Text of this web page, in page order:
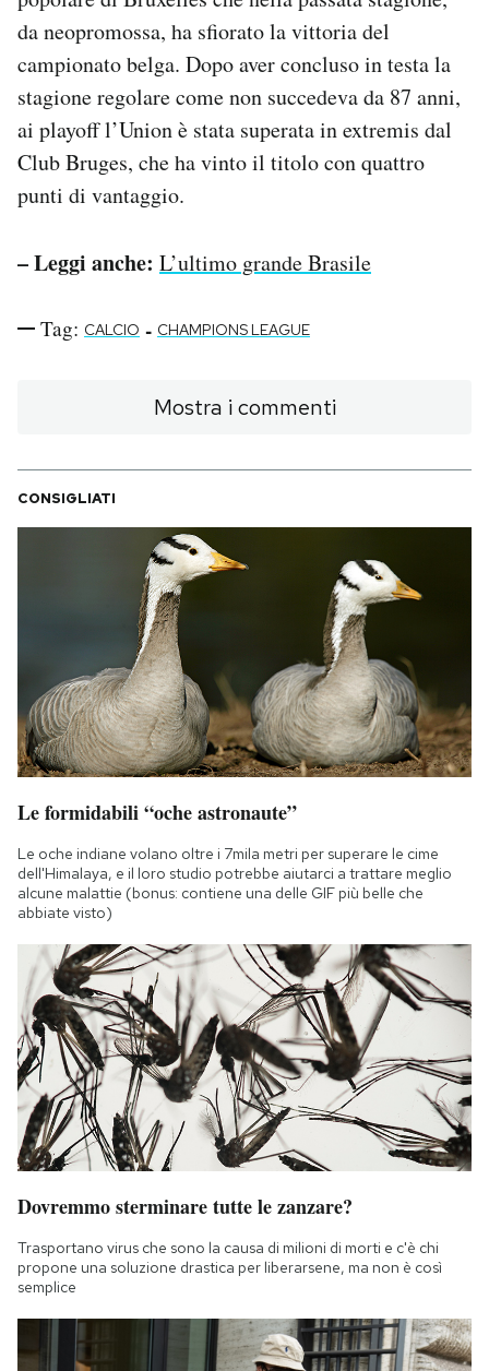
da neopromossa, ha sfiorato la vittoria del
campionato belga. Dopo aver concluso in testa la
stagione regolare come non succedeva da 87 anni,
ai playoff l’Union è stata superata in extremis dal
Club Bruges, che ha vinto il titolo con quattro
punti di vantaggio.
– Leggi anche: L’ultimo grande Brasile
Tag: CALCIO - CHAMPIONS LEAGUE
Mostra i commenti
CONSIGLIATI
Le formidabili “oche astronaute”
Le oche indiane volano oltre i 7mila metri per superare le cime
dell'Himalaya, e il loro studio potrebbe aiutarci a trattare meglio
alcune malattie (bonus: contiene una delle GIF più belle che
abbiate visto)
Dovremmo sterminare tutte le zanzare?
Trasportano virus che sono la causa di milioni di morti e c'è chi
propone una soluzione drastica per liberarsene, ma non è così
semplice